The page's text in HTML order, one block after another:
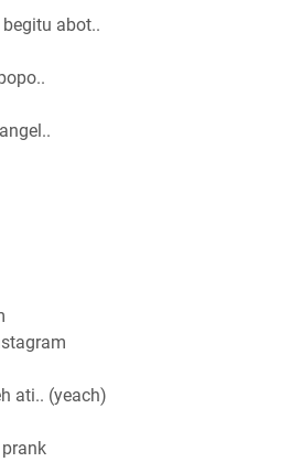
abot..
ati.. (yeach)